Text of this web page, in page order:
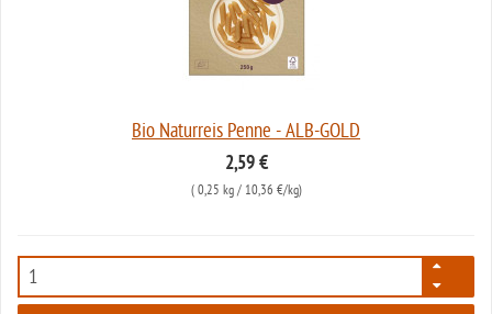
Bio Naturreis Penne - ALB-GOLD
2,59 €
( 0,25 kg/ 10,36 €/kg)
6335